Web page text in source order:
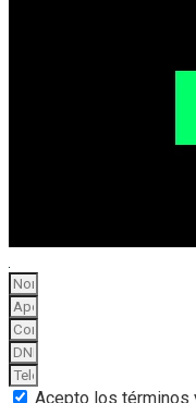
Acepto los términos